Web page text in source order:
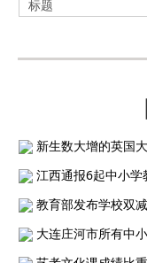
新生数大增的英国
江西通报6起中小
教育部发布学校双
大连庄河市所有中